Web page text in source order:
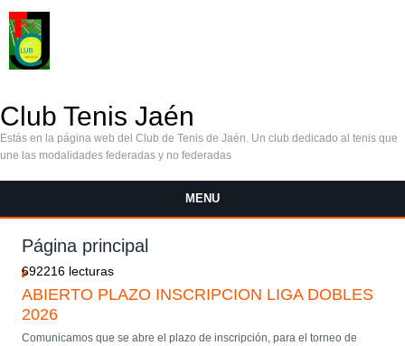
Club Tenis Jaén
Estás en la página web del Club de Tenis de Jaén. Un club dedicado al tenis que
une las modalidades federadas y no federadas
MENU
Página principal
692216 lecturas
ABIERTO PLAZO INSCRIPCION LIGA DOBLES
2026
Comunicamos que se abre el plazo de inscripción, para el torneo de